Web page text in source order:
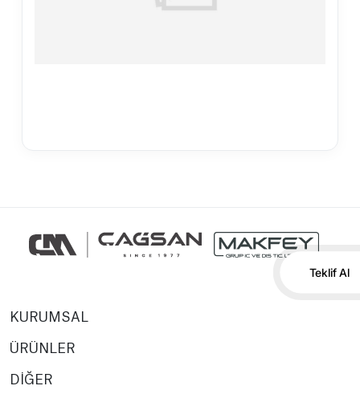
Teklif Al
KURUMSAL
ÜRÜNLER
DİĞER